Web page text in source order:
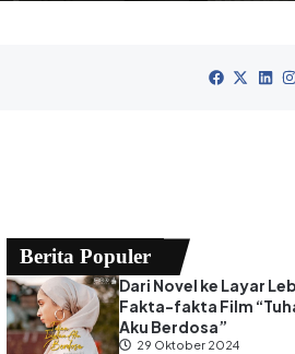
Berita Populer
Dari Novel ke Layar
Fakta-fakta Film
Aku Berdosa”
29 Oktober 2024